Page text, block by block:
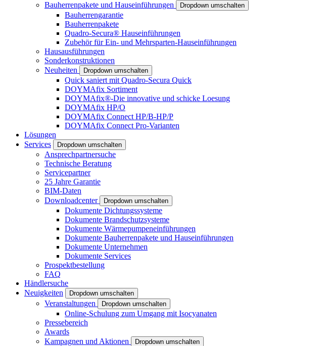
Bauherrenpakete und Hauseinführungen
Dropdown umschalten
Bauherrengarantie
Bauherrenpakete
Quadro-Secura® Hauseinführungen
Zubehör für Ein- und Mehrsparten-Hauseinführungen
Hausausführungen
Sonderkonstruktionen
Neuheiten
Dropdown umschalten
Quick saniert mit Quadro-Secura Quick
DOYMAfix Sortiment
DOYMAfix®-Die innovative und schicke Loesung
DOYMAfix HP/O
DOYMAfix Connect HP/B-HP/P
DOYMAfix Connect Pro-Varianten
Lösungen
Services
Dropdown umschalten
Ansprechpartnersuche
Technische Beratung
Servicepartner
25 Jahre Garantie
BIM-Daten
Downloadcenter
Dropdown umschalten
Dokumente Dichtungssysteme
Dokumente Brandschutzsysteme
Dokumente Wärmepumpeneinführungen
Dokumente Bauherrenpakete und Hauseinführungen
Dokumente Unternehmen
Dokumente Services
Prospektbestellung
FAQ
Händlersuche
Neuigkeiten
Dropdown umschalten
Veranstaltungen Dropdown umschalten
Online-Schulung zum Umgang mit Isocyanaten
Pressebereich
Awards
Kampagnen und Aktionen
Dropdown umschalten